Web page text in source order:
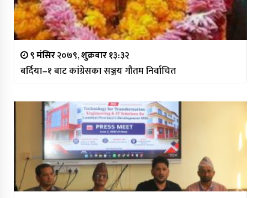
९ मंसिर २०७९, शुक्रबार १३:३२
बर्दिया–१ बाट कांग्रेसका सञ्जय गौतम निर्वाचित